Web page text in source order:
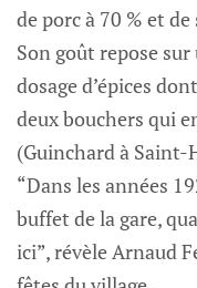
de porc à 70 % et
Son goût repose
dosage d’épices
deux bouchers qui
(Guinchard à
“Dans les années
buffet de la gare,
ici”, révèle Arnaud